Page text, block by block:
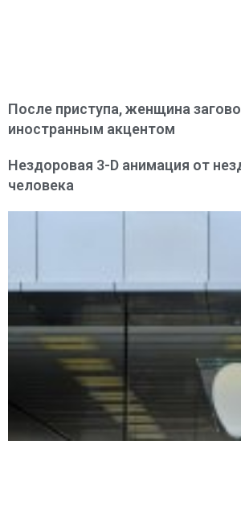
После приступа, женщина
иностранным акцентом
Нездоровая 3-D анимация от
человека